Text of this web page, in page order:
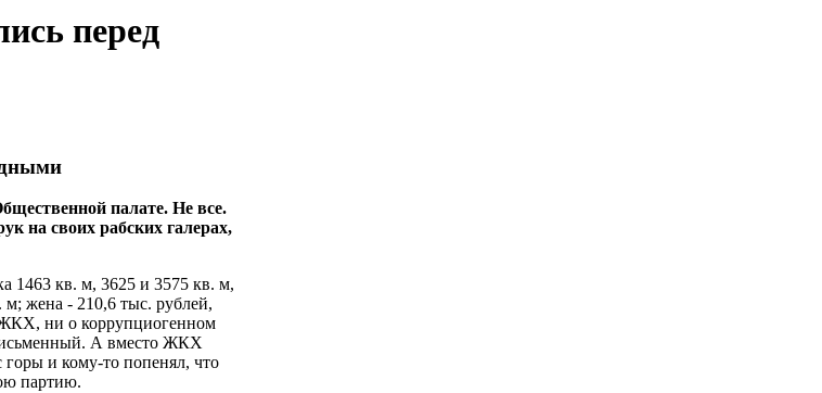
перед
палате. Не все.
на своих рабских галерах,
1463 кв. м, 3625 и 3575 кв. м,
жена - 210,6 тыс. рублей,
ЖКХ, ни о коррупциогенном
А вместо ЖКХ
горы и кому-то попенял, что
партию.